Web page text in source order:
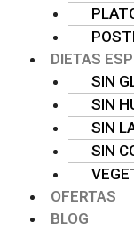
DIETAS
SIN
SIN
SIN
SIN
OFERTAS
BLOG